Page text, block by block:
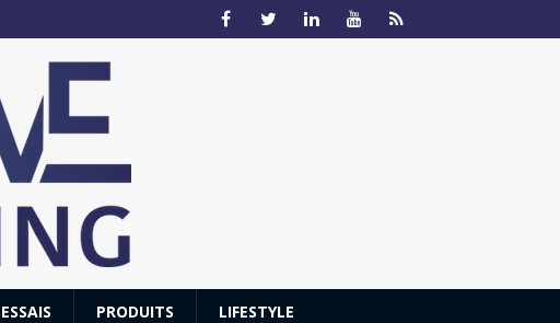
ESSAIS PRODUITS LIFESTYLE